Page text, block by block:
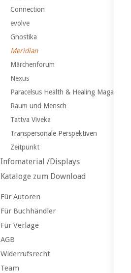
Connection
evolve
Gnostika
Meridian
Märchenforum
Nexus
Paracelsus Health & Healing Maga
Raum und Mensch
Tattva Viveka
Transpersonale Perspektiven
Zeitpunkt
Infomaterial /Displays
Kataloge zum Download
Für Autoren
Für Buchhändler
Für Verlage
AGB
Widerrufsrecht
Team